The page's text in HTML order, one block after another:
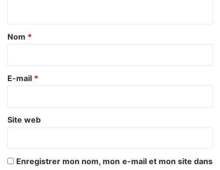
a
r
e
Nom *
E-mail *
Site web
Enregistrer mon nom, mon e-mail et mon site dans